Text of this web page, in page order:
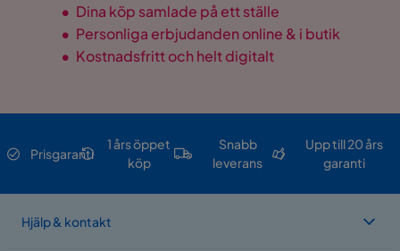
• Dina köp samlade på ett ställe
• Personliga erbjudanden online & i butik
• Kostnadsfritt och helt digitalt
Prisgaranti
1 års öppet
köp
Snabb
leverans
Upp till 20 års
garanti
Hjälp & kontakt